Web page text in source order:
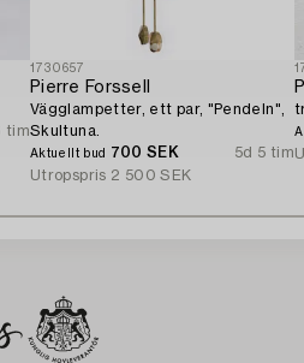
tim
1730657
Pierre Forssell
Vägglampetter, ett par, "Pendeln",
Skultuna.
Aktuellt bud 700 SEK
5d 5 tim
Utropspris 2 500 SEK